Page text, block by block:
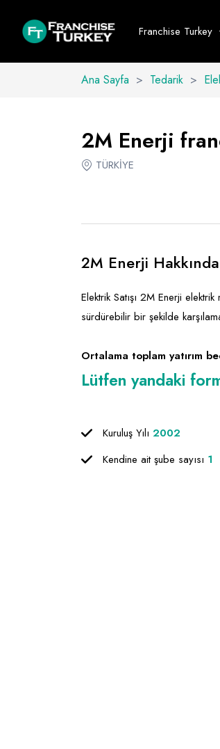
Franchise Turkey
Ana Sayfa > Tedarik >
2M Enerji
TÜRKİYE
2M Enerji Hakkında
Elektrik Satışı 2M Enerji
sürdürebilir bir şekilde
Ortalama toplam yatırım
Lütfen yandaki
Kuruluş Yılı 2002
Kendine ait şube sayısı 1